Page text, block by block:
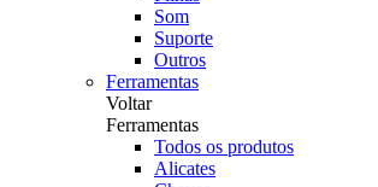
Som
Suporte
Outros
Ferramentas
Voltar
Ferramentas
Todos os produtos
Alicates